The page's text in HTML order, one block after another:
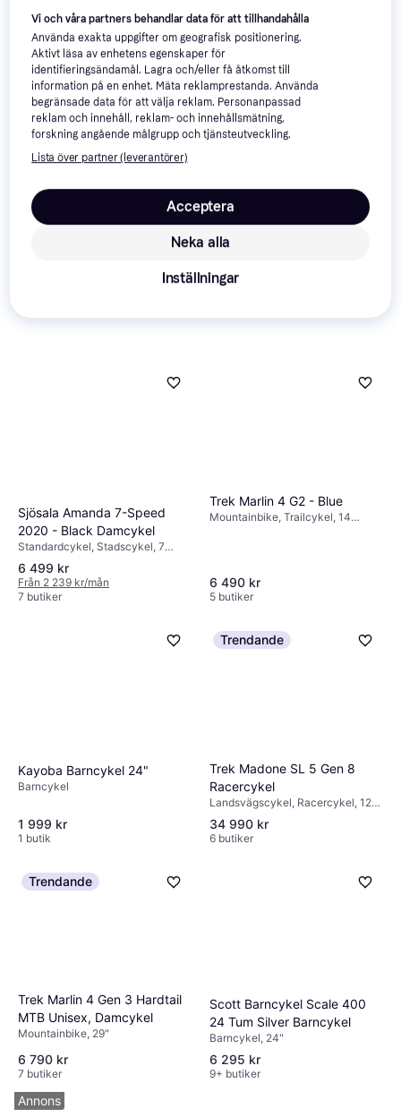
6 790 kr
9 butiker
6 365 kr
5 butiker
Sjösala Amanda 7-Speed
2020 - Black Damcykel
Standardcykel, Stadscykel, 7
växlar, 28"
6 499 kr
Från 2 239 kr/mån
7 butiker
Trek Marlin 4 G2 - Blue
Mountainbike, Trailcykel, 14
6 490 kr
5 butiker
Kayoba Barncykel 24"
Barncykel
1 999 kr
1 butik
Trendande
Trek Madone SL 5 Gen 8
Racercykel
Landsvägscykel, Racercykel, 12
växlar
34 990 kr
6 butiker
Trendande
Trek Marlin 4 Gen 3 Hardtail
MTB Unisex, Damcykel
Mountainbike, 29"
6 790 kr
7 butiker
Scott Barncykel Scale 400
24 Tum Silver Barncykel
Barncykel, 24"
6 295 kr
9+ butiker
Annons
Vi och våra partners behandlar data för att tillhandahålla
Använda exakta uppgifter om geografisk positionering.
Aktivt läsa av enhetens egenskaper för
identifieringsändamål. Lagra och/eller få åtkomst till
information på en enhet. Mäta reklamprestanda. Använda
begränsade data för att välja reklam. Personanpassad
reklam och innehåll, reklam- och innehållsmätning,
forskning angående målgrupp och tjänsteutveckling.
Lista över partner (leverantörer)
Neka alla
Acceptera
Inställningar